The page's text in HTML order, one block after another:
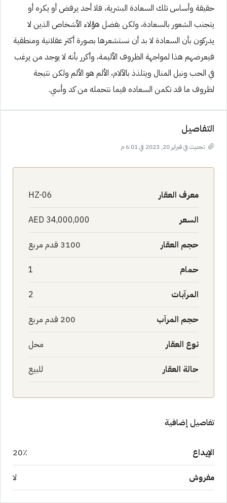
حقيقة وأساس تلك السعادة البشرية، فلا أحد يرفض أو يكره أو
يتجنب الشعور بالسعادة، ولكن بفضل هؤلاء الأشخاص الذين لا
يدركون بأن السعادة لا بد أن نستشعرها بصورة أكثر عقلانية ومنطقية
فيعرضهم هذا لمواجهة الظروف الأليمة، وأكرر بأنه لا يوجد من يرغب
في الحب ونيل المنال ويتلذذ بالآلام، الألم هو الألم ولكن نتيجة
لظروف ما قد تكمن السعاده فيما نتحمله من كد وأسي.
التفاصيل
تحديث في فبراير 20, 2023 في 6:01 م
معرف العقار HZ-06
السعر AED 34,000,000
حجم العقار 3100 قدم مربع
حمام 1
المرآبات 2
حجم المرآب 200 قدم مربع
نوع العقار محل
حالة العقار للبيع
تفاصيل إضافية
الإيداع 20٪
مفروش لا